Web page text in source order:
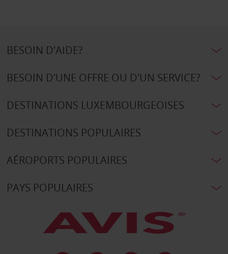
BESOIN D'AIDE?
BESOIN D'UNE OFFRE OU D'UN SERVICE?
DESTINATIONS LUXEMBOURGEOISES
DESTINATIONS POPULAIRES
AÉROPORTS POPULAIRES
PAYS POPULAIRES